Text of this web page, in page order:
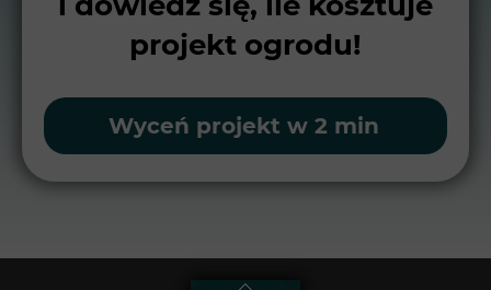
projekt ogrodu!
Wyceń projekt w 2 min